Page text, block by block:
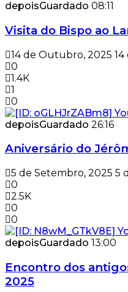
depoisGuardado 08:11
Visita do Bispo ao
14 de Outubro, 2025
0
1.4K
1
0
depoisGuardado 26:16
Aniversário do
5 de Setembro, 2025 5
0
2.5K
0
0
depoisGuardado 13:00
Encontro dos
2025